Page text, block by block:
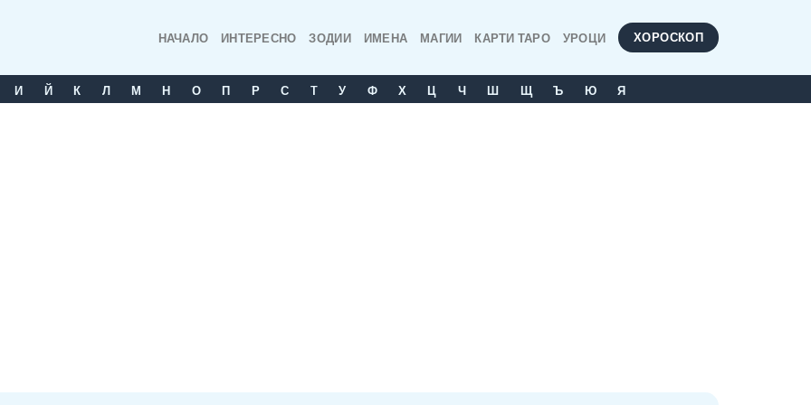
НАЧАЛО ИНТЕРЕСНО ЗОДИИ ИМЕНА МАГИИ КАРТИ ТАРО УРОЦИ ХОРОСКОП
И Й К Л М Н О П Р С T У Ф Х Ц Ч Ш Щ Ъ Ю Я